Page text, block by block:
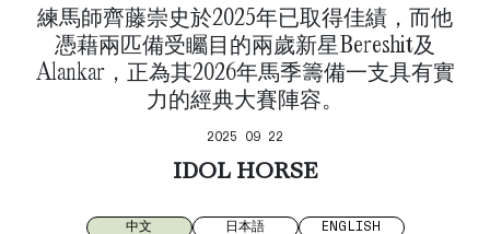
練馬師齊藤崇史於2025年已取得佳績，而他
憑藉兩匹備受矚目的兩歲新星Bereshit及
Alankar，正為其2026年馬季籌備一支具有實
力的經典大賽陣容。
2025 09 22
IDOL HORSE
中文 日本語 ENGLISH